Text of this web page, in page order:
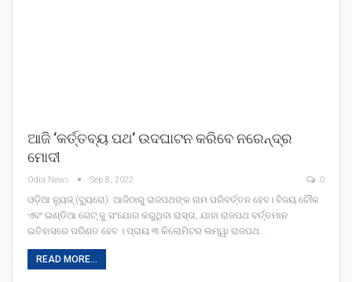
ଆଜି ‘କର୍ତ୍ତବ୍ୟ ପଥ‘ ଉଦଘାଟନ କରିବେ ନରେନ୍ଦ୍ର
ମୋଦୀ
Odia News Sep 8, 2022 0
ଓଡ଼ିଆ ନ୍ୟୁଜ୍ (ବ୍ୟୁରୋ): ଆଜିଠାରୁ ରାଜପଥଙ୍କ ନାମ ପରିବର୍ତ୍ତନ ହେବ। ବିଜୟ ଚୌକ
ଏବଂ ଇଣ୍ଡିଆ ଗେଟ୍ କୁ ସଂଯୋଗ କରୁଥିବା ରାସ୍ତା, ଯାହା ରାଜପଥ ବର୍ତ୍ତମାନ
ଇତିହାସରେ ପରିଣତ ହେବ । ପ୍ରାୟ ୩ କିଲୋମିଟର ଲମ୍ୱା ରାଜପଥ…
READ MORE...